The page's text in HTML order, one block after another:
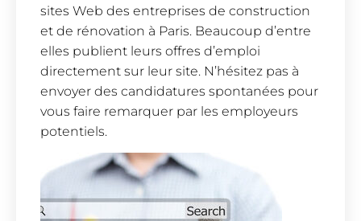
sites Web des entreprises de construction
et de rénovation à Paris. Beaucoup d’entre
elles publient leurs offres d’emploi
directement sur leur site. N’hésitez pas à
envoyer des candidatures spontanées pour
vous faire remarquer par les employeurs
potentiels.